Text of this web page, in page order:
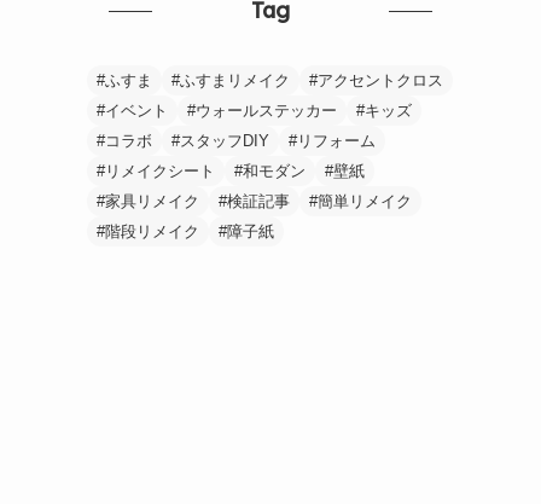
Tag
ふすま ふすまリメイク
アクセントクロス
イベント
ウォールステッカー
キッズ
コラボ
スタッフDIY
リフォーム
リメイクシート
和モダン
壁紙
家具リメイク
検証記事
簡単リメイク
階段リメイク
障子紙